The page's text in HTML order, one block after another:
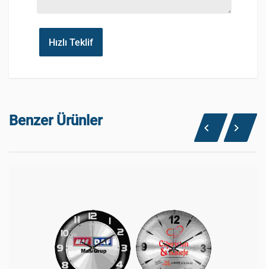
Hızlı Teklif
Benzer Ürünler